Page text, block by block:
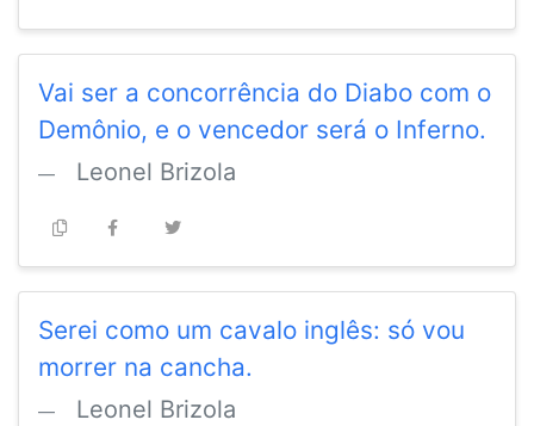
Vai ser a concorrência do Diabo com o
Demônio, e o vencedor será o Inferno.
Leonel Brizola
Serei como um cavalo inglês: só vou
morrer na cancha.
Leonel Brizola